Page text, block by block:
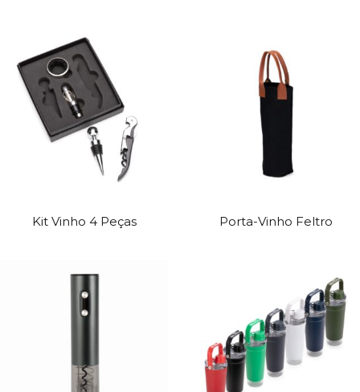
Kit Vinho 4 Peças Porta-Vinho Feltro